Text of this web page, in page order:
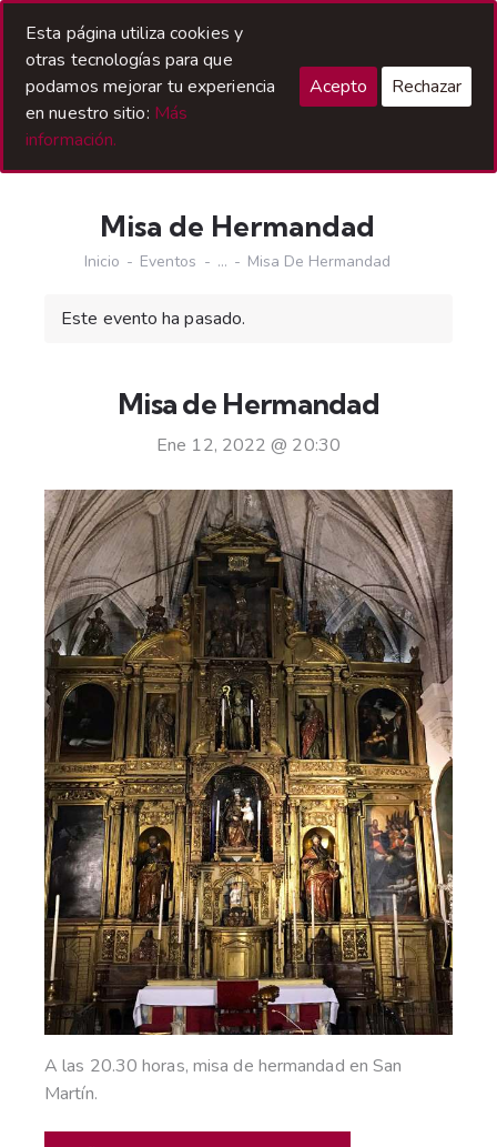
Misa de Hermandad
Inicio Eventos ... Misa De Hermandad
Este evento ha pasado.
Misa de Hermandad
Ene 12, 2022 @ 20:30
A las 20.30 horas, misa de hermandad en San
Martín.
Esta página utiliza cookies y
otras tecnologías para que
podamos mejorar tu experiencia
en nuestro sitio: Más
información.
Acepto Rechazar